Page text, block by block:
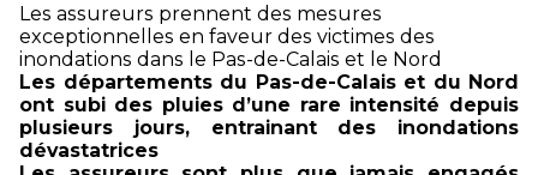
Les assureurs prennent des mesures
exceptionnelles en faveur des victimes des
inondations dans le Pas-de-Calais et le Nord
Les départements du Pas-de-Calais et du Nord
ont subi des pluies d’une rare intensité depuis
plusieurs jours, entrainant des inondations
dévastatrices